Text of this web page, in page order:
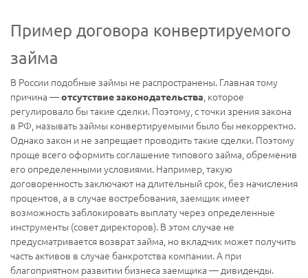
Пример договора конвертируемого
займа
В России подобные займы не распространены. Главная тому
причина —отсутствие законодательства, которое
регулировало бы такие сделки. Поэтому, с точки зрения закона
в РФ, называть займы конвертируемыми было бы некорректно.
Однако закон и не запрещает проводить такие сделки. Поэтому
проще всего оформить соглашение типового займа, обременив
его определенными условиями. Например, такую
договоренность заключают на длительный срок, без начисления
процентов, а в случае востребования, заемщик имеет
возможность заблокировать выплату через определенные
инструменты (совет директоров). В этом случае не
предусматривается возврат займа, но вкладчик может получить
часть активов в случае банкротства компании. А при
благоприятном развитии бизнеса заемщика — дивиденды.